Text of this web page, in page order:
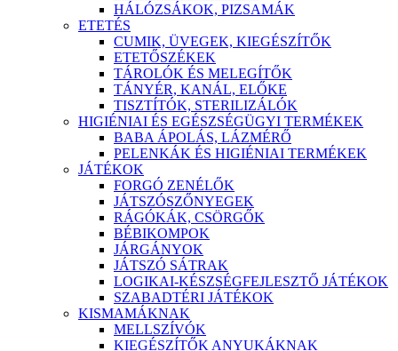
HÁLÓZSÁKOK, PIZSAMÁK
ETETÉS
CUMIK, ÜVEGEK, KIEGÉSZÍTŐK
ETETŐSZÉKEK
TÁROLÓK ÉS MELEGÍTŐK
TÁNYÉR, KANÁL, ELŐKE
TISZTÍTÓK, STERILIZÁLÓK
HIGIÉNIAI ÉS EGÉSZSÉGÜGYI TERMÉKEK
BABA ÁPOLÁS, LÁZMÉRŐ
PELENKÁK ÉS HIGIÉNIAI TERMÉKEK
JÁTÉKOK
FORGÓ ZENÉLŐK
JÁTSZÓSZŐNYEGEK
RÁGÓKÁK, CSÖRGŐK
BÉBIKOMPOK
JÁRGÁNYOK
JÁTSZÓ SÁTRAK
LOGIKAI-KÉSZSÉGFEJLESZTŐ JÁTÉKOK
SZABADTÉRI JÁTÉKOK
KISMAMÁKNAK
MELLSZÍVÓK
KIEGÉSZÍTŐK ANYUKÁKNAK